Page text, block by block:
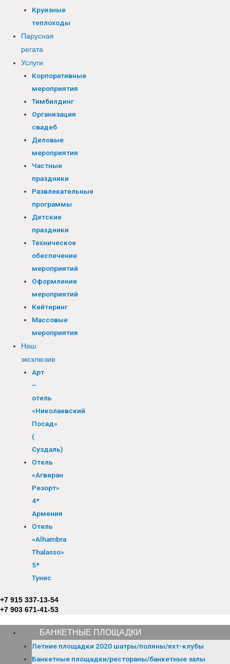
Круизные
теплоходы
Парусная
регата
Услуги
Корпоративные
мероприятия
Тимбилдинг
Организация
свадеб
Деловые
мероприятия
Частные
праздники
Развлекательные
программы
Детские
праздники
Техническое
обеспечение
мероприятий
Оформление
мероприятий
Кейтеринг
Массовые
мероприятия
Наш
эксклюзив
Арт
–
отель
«Николаевский
Посад»
(
Суздаль)
Отель
«Агверан
Резорт»
4*
Армения
Отель
«Alhambra
Thalasso»
5*
Тунис
+7 915 337-13-54
+7 903 671-41-53
БАНКЕТНЫЕ ПЛОЩАДКИ
Летние площадки 2020 шатры/поляны/яхт-клубы
Банкетные площадки/рестораны/банкетные залы